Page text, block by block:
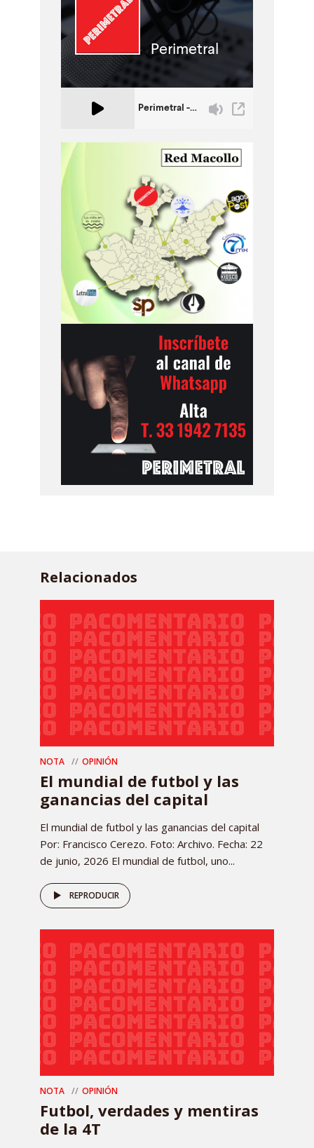
Relacionados
NOTA OPINIÓN
El mundial de futbol y las
ganancias del capital
El mundial de futbol y las ganancias del capital
Por: Francisco Cerezo. Foto: Archivo. Fecha: 22
de junio, 2026 El mundial de futbol, uno...
REPRODUCIR
NOTA OPINIÓN
Futbol, verdades y mentiras
de la 4T